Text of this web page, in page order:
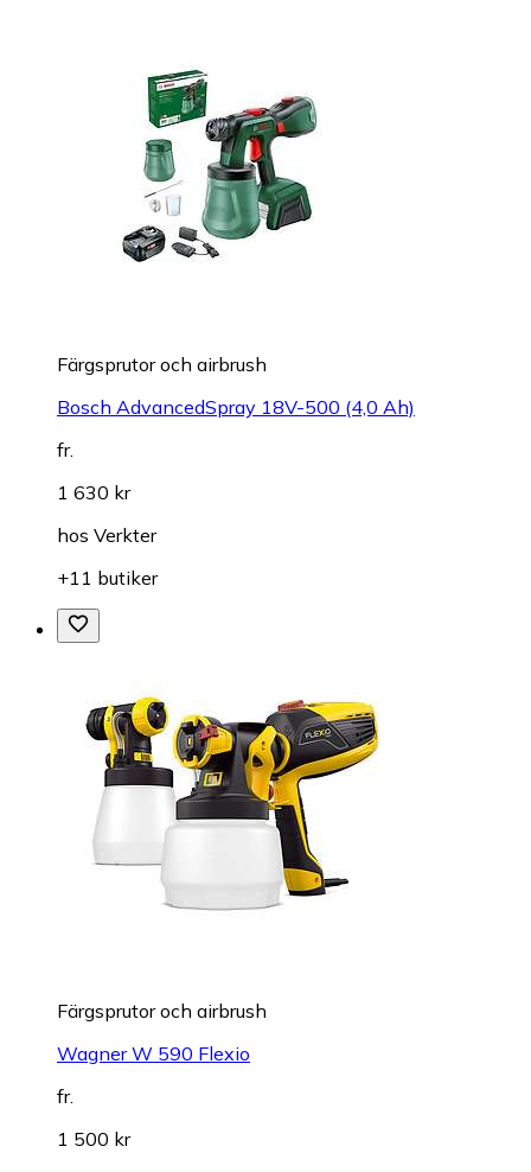
Färgsprutor och airbrush
Bosch AdvancedSpray 18V-500 (4,0 Ah)
fr.
1 630 kr
hos Verkter
+11 butiker
Färgsprutor och airbrush
Wagner W 590 Flexio
fr.
1 500 kr